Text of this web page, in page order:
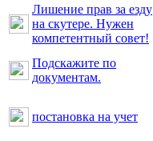
Лишение прав за езду
на скутере. Нужен
компетентный совет!
Подскажите по
документам.
постановка на учет